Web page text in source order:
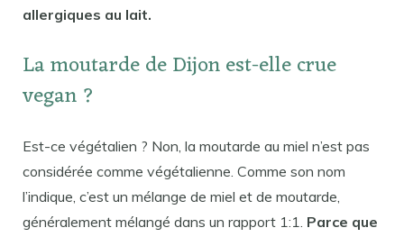
allergiques au lait.
La moutarde de Dijon est-elle crue
vegan ?
Est-ce végétalien ? Non, la moutarde au miel n’est pas
considérée comme végétalienne. Comme son nom
l’indique, c’est un mélange de miel et de moutarde,
généralement mélangé dans un rapport 1:1. Parce que